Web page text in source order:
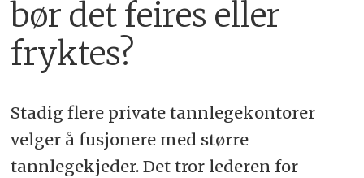
bør det feires eller
fryktes?
Stadig flere private tannlegekontorer
velger å fusjonere med større
tannlegekjeder. Det tror lederen for